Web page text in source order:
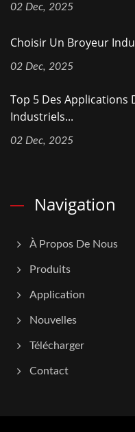
02 Dec, 2025
Choisir Un Broyeur
02 Dec, 2025
Top 5 Des Applications
Industriels...
02 Dec, 2025
Navigation
À Propos De Nous
Produits
Application
Nouvelles
Télécharger
Contact